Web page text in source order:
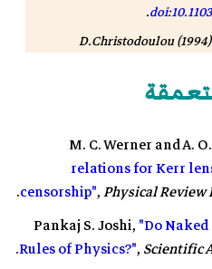
doi:
.
D.Christodoulou
of a scalar field". Ann.
singularities in the
field".Ann. Math.
Stephen Battersby (1
singularity'
.نيو ساينتست.
M. C. Werner and A.
relations for Kerr
censorship",Physical Review
Pankaj S. Joshi,"Do
Rules of Physics?",Scientific